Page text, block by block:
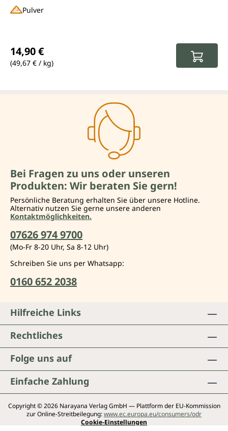
Pulver
14,90 €
(49,67 € / kg)
Bei Fragen zu uns oder unseren
Produkten: Wir beraten Sie gern!
Persönliche Beratung erhalten Sie über unsere Hotline.
Alternativ nutzen Sie gerne unsere anderen
Kontaktmöglichkeiten.
07626 974 9700
(Mo-Fr 8-20 Uhr, Sa 8-12 Uhr)
Schreiben Sie uns per Whatsapp:
0160 652 2038
Folge uns auf
Einfache Zahlung
Hilfreiche Links
Rechtliches
Copyright © 2026 Narayana Verlag GmbH — Plattform der EU-Kommission
zur Online-Streitbeilegung:www.ec.europa.eu/consumers/odr
Cookie-Einstellungen